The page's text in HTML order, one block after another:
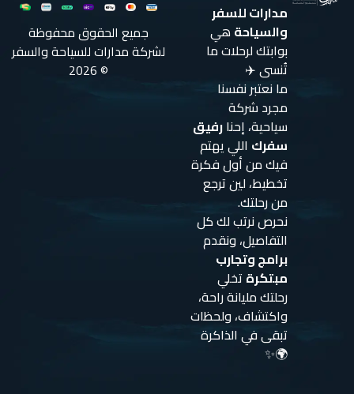
مدارات للسفر
والسياحة هي
بوابتك لرحلات ما
تُنسى ✈️
ما نعتبر نفسنا
مجرد شركة
سياحية، إحنارفيق
سفرك اللي يهتم
فيك من أول فكرة
تخطيط، لين ترجع
من رحلتك.
نحرص نرتب لك كل
التفاصيل، ونقدم
برامج وتجارب
مبتكرة تخلي
رحلتك مليانة راحة،
واكتشاف، ولحظات
تبقى في الذاكرة
🌍✨
جميع الحقوق محفوظة
لشركة مدارات للسياحة والسفر
© 2026